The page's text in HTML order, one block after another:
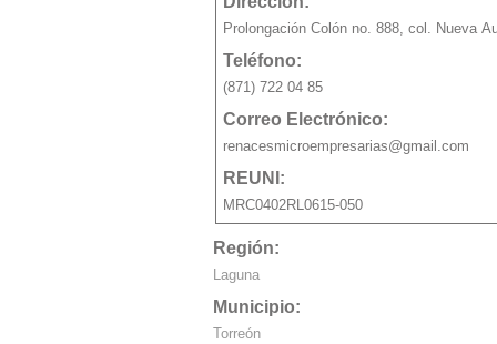
Prolongación Colón no. 888, col. Nueva
Teléfono:
(871) 722 04 85
Correo Electrónico:
renacesmicroempresarias@gmail.com
REUNI:
MRC0402RL0615-050
Región:
Laguna
Municipio:
Torreón